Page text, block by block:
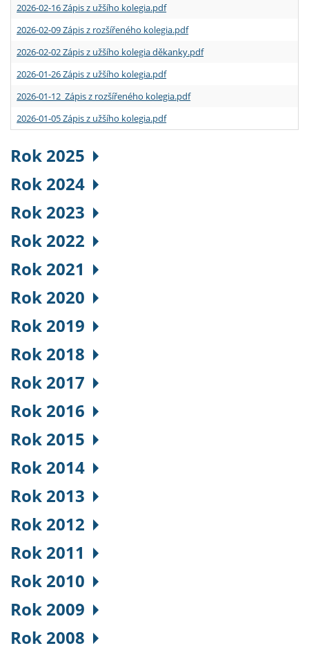
2026-02-16 Zápis z užšího kolegia.pdf
2026-02-09 Zápis z rozšířeného kolegia.pdf
2026-02-02 Zápis z užšího kolegia děkanky.pdf
2026-01-26 Zápis z užšího kolegia.pdf
2026-01-12 Zápis z rozšířeného kolegia.pdf
2026-01-05 Zápis z užšího kolegia.pdf
Rok 2025
Rok 2024
Rok 2023
Rok 2022
Rok 2021
Rok 2020
Rok 2019
Rok 2018
Rok 2017
Rok 2016
Rok 2015
Rok 2014
Rok 2013
Rok 2012
Rok 2011
Rok 2010
Rok 2009
Rok 2008